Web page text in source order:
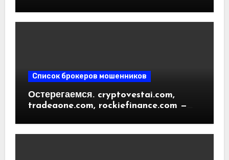
Список брокеров мошенников
Остерегаемся. cryptovestai.com,
tradeaone.com, rockiefinance.com —